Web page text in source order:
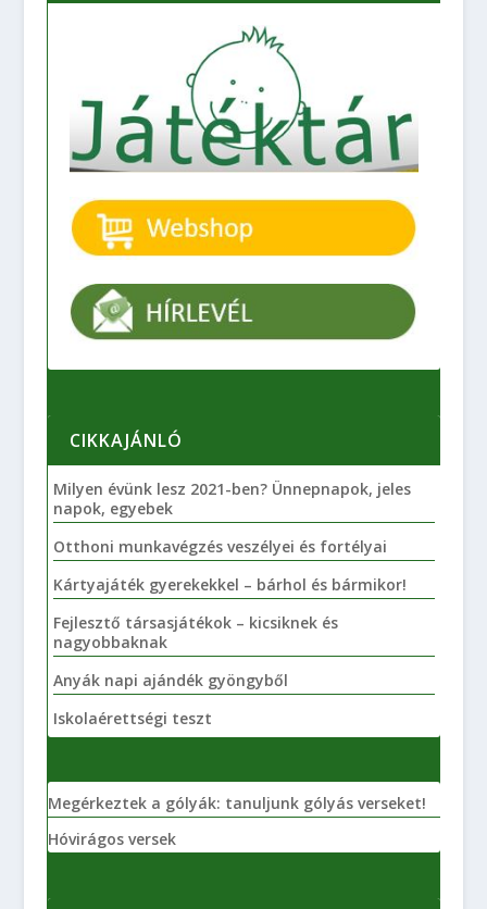
CIKKAJÁNLÓ
Milyen évünk lesz 2021-ben? Ünnepnapok, jeles
napok, egyebek
Otthoni munkavégzés veszélyei és fortélyai
Kártyajáték gyerekekkel – bárhol és bármikor!
Fejlesztő társasjátékok – kicsiknek és
nagyobbaknak
Anyák napi ajándék gyöngyből
Iskolaérettségi teszt
Megérkeztek a gólyák: tanuljunk gólyás verseket!
Hóvirágos versek